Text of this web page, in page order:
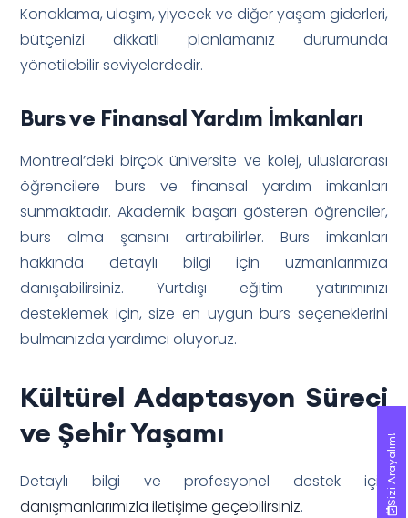
Konaklama, ulaşım, yiyecek ve diğer yaşam giderleri,
bütçenizi dikkatli planlamanız durumunda
yönetilebilir seviyelerdedir.
Burs ve Finansal Yardım İmkanları
Montreal’deki birçok üniversite ve kolej, uluslararası
öğrencilere burs ve finansal yardım imkanları
sunmaktadır. Akademik başarı gösteren öğrenciler,
burs alma şansını artırabilirler. Burs imkanları
hakkında detaylı bilgi için uzmanlarımıza
danışabilirsiniz. Yurtdışı eğitim yatırımınızı
desteklemek için, size en uygun burs seçeneklerini
bulmanızda yardımcı oluyoruz.
Kültürel Adaptasyon Süreci
ve Şehir Yaşamı
Detaylı bilgi ve profesyonel destek için
danışmanlarımızla iletişime geçebilirsiniz.
Sizi Arayalım!
Sizi Arayalım!